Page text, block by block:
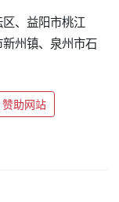
、益阳市桃江
州镇、泉州市石
赞助网站